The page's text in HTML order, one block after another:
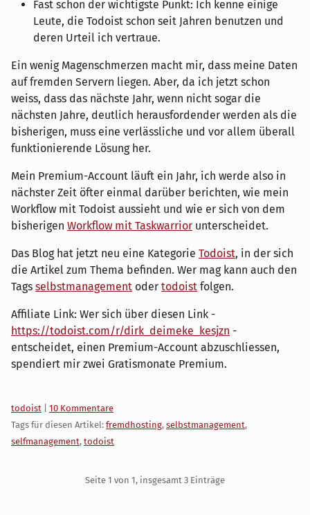
Fast schon der wichtigste Punkt: Ich kenne einige
Leute, die Todoist schon seit Jahren benutzen und
deren Urteil ich vertraue.
Ein wenig Magenschmerzen macht mir, dass meine Daten
auf fremden Servern liegen. Aber, da ich jetzt schon
weiss, dass das nächste Jahr, wenn nicht sogar die
nächsten Jahre, deutlich herausfordender werden als die
bisherigen, muss eine verlässliche und vor allem überall
funktionierende Lösung her.
Mein Premium-Account läuft ein Jahr, ich werde also in
nächster Zeit öfter einmal darüber berichten, wie mein
Workflow mit Todoist aussieht und wie er sich von dem
bisherigen Workflow mit Taskwarrior unterscheidet.
Das Blog hat jetzt neu eine Kategorie Todoist, in der sich
die Artikel zum Thema befinden. Wer mag kann auch den
Tags selbstmanagement oder todoist folgen.
Affiliate Link: Wer sich über diesen Link -
https://todoist.com/r/dirk_deimeke_kesjzn -
entscheidet, einen Premium-Account abzuschliessen,
spendiert mir zwei Gratismonate Premium.
Kategorien:
todoist
10 Kommentare
Tags für diesen Artikel: fremdhosting, selbstmanagement,
selfmanagement, todoist
Seite 1 von 1, insgesamt 3 Einträge